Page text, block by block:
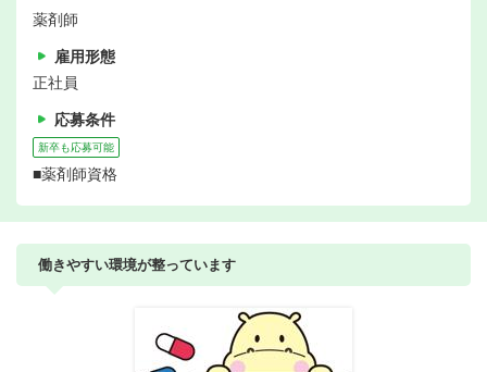
薬剤師
雇用形態
正社員
応募条件
新卒も応募可能
■薬剤師資格
働きやすい環境が整っています